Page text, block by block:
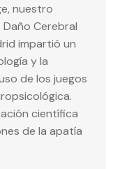
nuestro
Cerebral
impartió un
y la
de los juegos
científica
de la apatía